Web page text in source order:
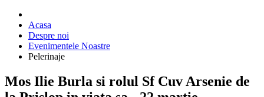
Acasa
Despre noi
Evenimentele Noastre
Pelerinaje
Mos Ilie Burla si rolul Sf Cuv Arsenie de